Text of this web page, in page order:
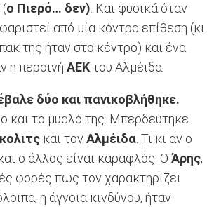
(ο Πιερό… δεν) . Και φυσικά όταν
από μία κόντρα επίθεση (κι
της ήταν στο κέντρο) και ένα
η περσινή ΑΕΚτου Αλμέιδα.
δύο και πανικοβλήθηκε.
και το μυαλό της. Μπερδεύτηκε
και τονΑλμέιδα . Τι κι αν ο
ο άλλος είναι καραφλός. Ο Άρης,
φορές πως τον χαρακτηρίζει
η άγνοια κινδύνου, ήταν